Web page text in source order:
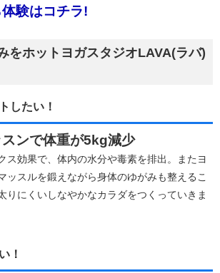
験はコチラ!
をホットヨガスタジオLAVA(ラバ)
したい！
ンで体重が5kg減少
ス効果で、体内の水分や毒素を排出。またヨ
ッスルを鍛えながら身体のゆがみも整えるこ
りにくいしなやかなカラダをつくっていきま
！